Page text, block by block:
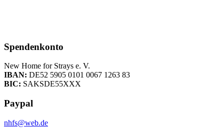
Spendenkonto
New Home for Strays e. V.
IBAN: DE52 5905 0101 0067 1263 83
BIC: SAKSDE55XXX
Paypal
nhfs@web.de